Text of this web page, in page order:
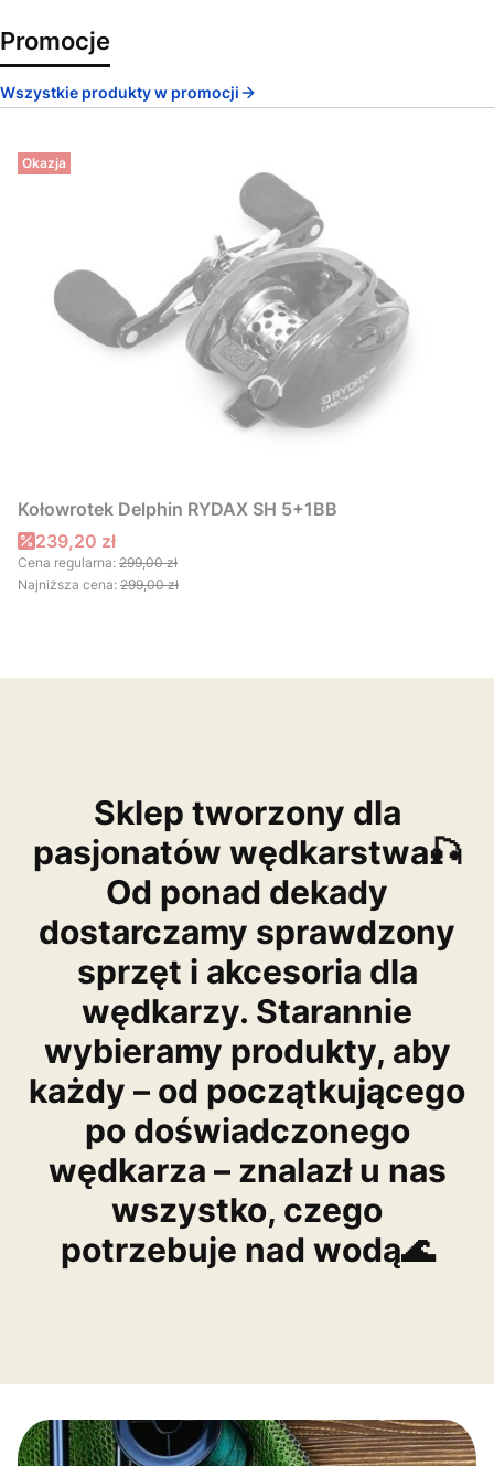
Promocje
Wszystkie produkty w promocji
Okazja
Kołowrotek Delphin RYDAX SH 5+1BB
Cena promocyjna
239,20 zł
Cena regularna: 299,00 zł
Najniższa cena: 299,00 zł
Sklep tworzony dla
pasjonatów wędkarstwa🎣
Od ponad dekady
dostarczamy sprawdzony
sprzęt i akcesoria dla
wędkarzy. Starannie
wybieramy produkty, aby
każdy – od początkującego
po doświadczonego
wędkarza – znalazł u nas
wszystko, czego
potrzebuje nad wodą🌊